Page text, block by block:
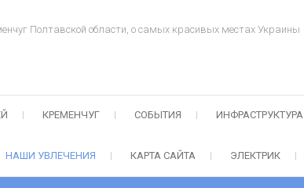
Полтавской области, о самых красивых местах Украины
КРЕМЕНЧУГ СОБЫТИЯ ИНФРАСТРУКТУРА
НАШИ УВЛЕЧЕНИЯ КАРТА САЙТА ЭЛЕКТРИК